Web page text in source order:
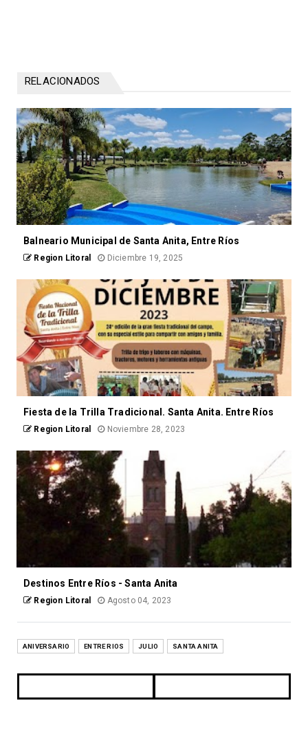
RELACIONADOS
Balneario Municipal de Santa Anita, Entre Ríos
Region Litoral Diciembre 19, 2025
Fiesta de la Trilla Tradicional. Santa Anita. Entre Ríos
Region Litoral Noviembre 28, 2023
Destinos Entre Ríos - Santa Anita
Region Litoral Agosto 04, 2023
ANIVERSARIO ENTRE RIOS JULIO SANTA ANITA